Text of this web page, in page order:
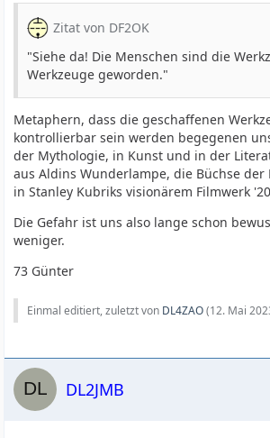
Zitat von DF2OK
"Siehe da! Die Menschen sind die
Werkzeuge geworden."
Metaphern, dass die geschaffenen
kontrollierbar sein werden begegenen
der Mythologie, in Kunst und in der
aus Aldins Wunderlampe, die Büchse der
in Stanley Kubriks visionärem Filmwerk
Die Gefahr ist uns also lange schon
weniger.
73 Günter
Einmal editiert, zuletzt von DL4ZAO(12. Mai
DL2JMB